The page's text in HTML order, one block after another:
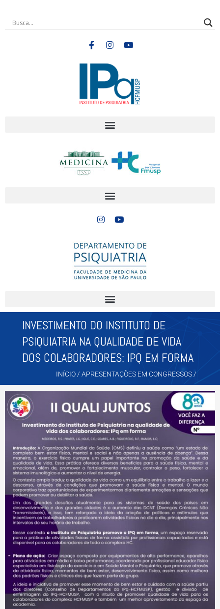
INVESTIMENTO DO INSTITUTO DE
PSIQUIATRIA NA QUALIDADE DE VIDA
DOS COLABORADORES: IPQ EM FORMA
INÍCIO / APRESENTAÇÕES EM CONGRESSOS /